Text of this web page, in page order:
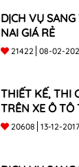
DỊCH VỤ SANG TÊN XE Ô TÔ
NAI GIÁ RẺ
21422 08-02-
THIẾT KẾ, THI CÔNG
TRÊN XE Ô TÔ
20608 13-12-2017